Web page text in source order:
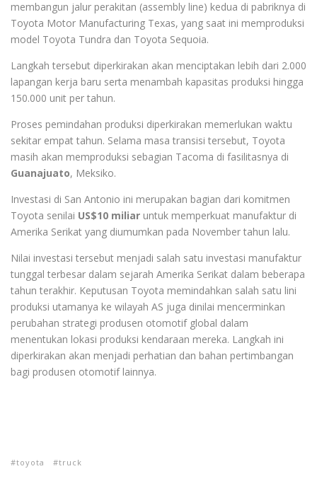
membangun jalur perakitan (assembly line) kedua di pabriknya di
Toyota Motor Manufacturing Texas, yang saat ini memproduksi
model Toyota Tundra dan Toyota Sequoia.
Langkah tersebut diperkirakan akan menciptakan lebih dari 2.000
lapangan kerja baru serta menambah kapasitas produksi hingga
150.000 unit per tahun.
Proses pemindahan produksi diperkirakan memerlukan waktu
sekitar empat tahun. Selama masa transisi tersebut, Toyota
masih akan memproduksi sebagian Tacoma di fasilitasnya di
Guanajuato, Meksiko.
Investasi di San Antonio ini merupakan bagian dari komitmen
Toyota senilai US$10 miliar untuk memperkuat manufaktur di
Amerika Serikat yang diumumkan pada November tahun lalu.
Nilai investasi tersebut menjadi salah satu investasi manufaktur
tunggal terbesar dalam sejarah Amerika Serikat dalam beberapa
tahun terakhir. Keputusan Toyota memindahkan salah satu lini
produksi utamanya ke wilayah AS juga dinilai mencerminkan
perubahan strategi produsen otomotif global dalam
menentukan lokasi produksi kendaraan mereka. Langkah ini
diperkirakan akan menjadi perhatian dan bahan pertimbangan
bagi produsen otomotif lainnya.
toyota truck